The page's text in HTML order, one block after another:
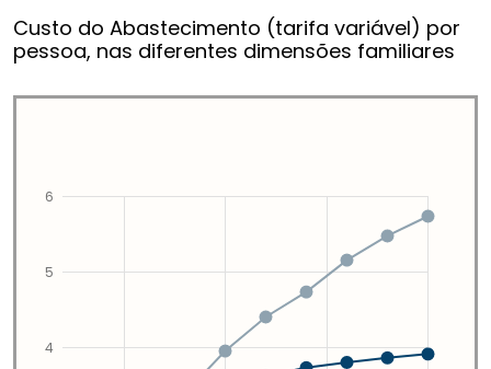
Custo do Abastecimento (tarifa variável) por
pessoa, nas diferentes dimensões familiares
4
5
6